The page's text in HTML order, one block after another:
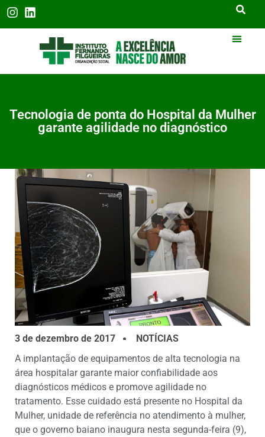
Tecnologia de ponta do Hospital da Mulher
garante agilidade no diagnóstico
3 de dezembro de 2017
NOTÍCIAS
A implantação de equipamentos de alta tecnologia na
área hospitalar garante maior confiabilidade aos
diagnósticos médicos e promove agilidade no
tratamento. Esse cuidado está presente no Hospital da
Mulher, unidade de referência no atendimento à mulher,
que o governo baiano inaugura nesta segunda-feira (9),